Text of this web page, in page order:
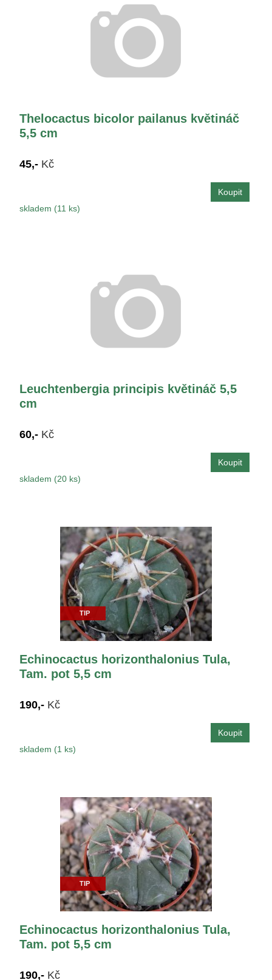
Thelocactus bicolor pailanus květináč
5,5 cm
45,- Kč
skladem (11 ks)
Leuchtenbergia principis květináč 5,5
cm
60,- Kč
skladem (20 ks)
TIP
Echinocactus horizonthalonius Tula,
Tam. pot 5,5 cm
190,- Kč
skladem (1 ks)
TIP
Echinocactus horizonthalonius Tula,
Tam. pot 5,5 cm
190,- Kč